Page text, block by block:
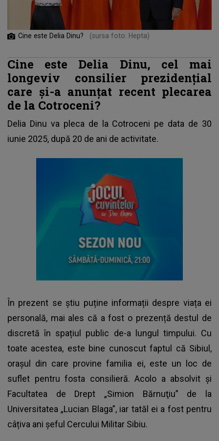
Cine este Delia Dinu? (sursa foto: Hepta)
Cine este Delia Dinu, cel mai
longeviv consilier prezidențial
care și-a anunțat recent plecarea
de la Cotroceni?
Delia Dinu va pleca de la Cotroceni pe data de 30
iunie 2025, după 20 de ani de activitate.
În prezent se știu puține informații despre viața ei
personală, mai ales că a fost o prezență destul de
discretă în spațiul public de-a lungul timpului. Cu
toate acestea, este bine cunoscut faptul că Sibiul,
orașul din care provine familia ei, este un loc de
suflet pentru fosta consilieră. Acolo a absolvit și
Facultatea de Drept „Simion Bărnuţiu” de la
Universitatea „Lucian Blaga”, iar tatăl ei a fost pentru
câțiva ani șeful Cercului Militar Sibiu.